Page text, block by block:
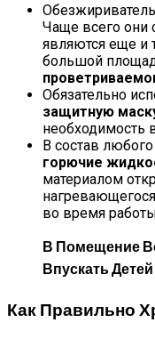
Чаще всего они
являются еще и
большой
Обязательно
защитную
необходимость
В состав
горючие
материалом
во время
В Помещение
Впускать
Как Правильно